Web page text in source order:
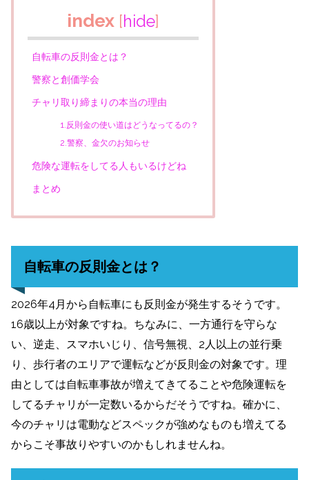
index [hide]
自転車の反則金とは？
警察と創価学会
チャリ取り締まりの本当の理由
1.反則金の使い道はどうなってるの？
2.警察、金欠のお知らせ
危険な運転をしてる人もいるけどね
まとめ
自転車の反則金とは？
2026年4月から自転車にも反則金が発生するそうです。
16歳以上が対象ですね。ちなみに、一方通行を守らな
い、逆走、スマホいじり、信号無視、2人以上の並行乗
り、歩行者のエリアで運転などが反則金の対象です。理
由としては自転車事故が増えてきてることや危険運転を
してるチャリが一定数いるからだそうですね。確かに、
今のチャリは電動などスペックが強めなものも増えてる
からこそ事故りやすいのかもしれませんね。